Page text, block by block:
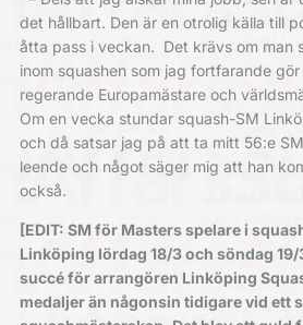
det hållbart. Den är en otrolig källa till
åtta pass i veckan. Det krävs om man
inom ­squashen som jag fortfarande
regerande Europa­mästare och
Om en vecka stundar squash-SM
och då satsar jag på att ta mitt 56:e
leende och något säger mig att han
också.
[EDIT: SM för Masters spelare i
Linköping lördag 18/3 och söndag
succé för arrangören Linköping
medaljer än någonsin tidigare vid ett